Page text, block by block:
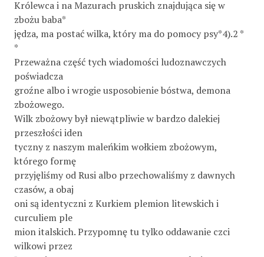
Królewca i na Mazurach pruskich znajdująca się w
zbożu baba*
jędza, ma postać wilka, który ma do pomocy psy*4).2 *
*
Przeważna część tych wiadomości ludoznawczych
poświadcza
groźne albo i wrogie usposobienie bóstwa, demona
zbożowego.
Wilk zbożowy był niewątpliwie w bardzo dalekiej
przeszłości iden­
tyczny z naszym maleńkim wołkiem zbożowym,
którego formę
przyjęliśmy od Rusi albo przechowaliśmy z dawnych
czasów, a obaj
oni są identyczni z Kurkiem plemion litewskich i
curculiem ple­
mion italskich. Przypomnę tu tylko oddawanie czci
wilkowi przez